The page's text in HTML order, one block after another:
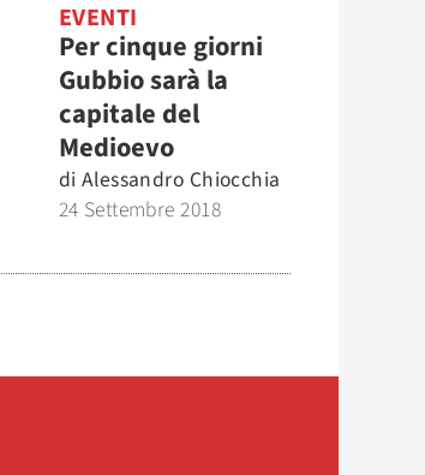
EVENTI
Per cinque giorni
Gubbio sarà la
capitale del
Medioevo
di Alessandro Chiocchia
24 Settembre 2018